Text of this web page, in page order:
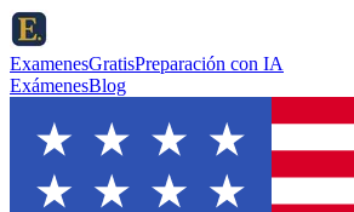
ExamenesGratisPreparación con IA
ExámenesBlog